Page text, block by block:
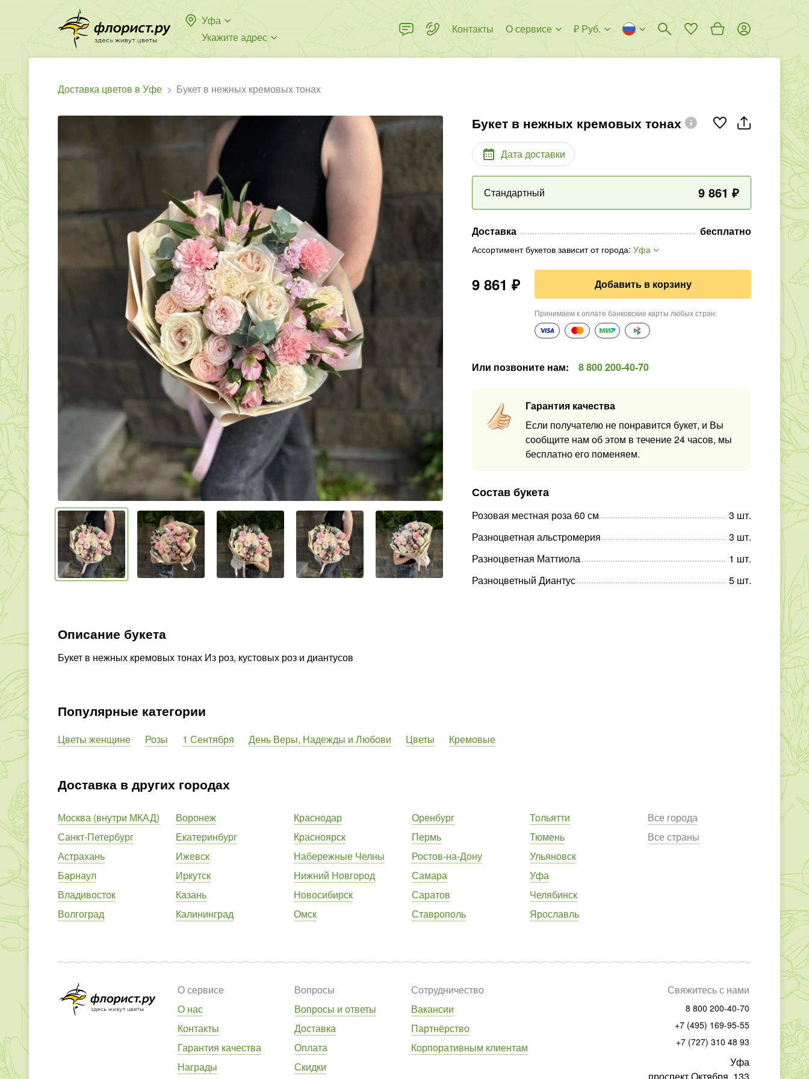
Уфа
Укажите адрес
Контакты О сервисе ₽ Руб.
Доставка цветов в Уфе Букет в нежных кремовых тонах
Букет в нежных кремовых тонах
Дата доставки
Стандартный 9 861 ₽
Доставка бесплатно
Ассортимент букетов зависит от города:Уфа
9 861 ₽ Добавить в корзину
Принимаем к оплате банковские карты любых стран:
Или позвоните нам: 8 800 200-40-70
Гарантия качества
Если получателю не понравится букет, и Вы
сообщите нам об этом в течение 24 часов, мы
бесплатно его поменяем.
Состав букета
Розовая местная роза 60 см 3 шт.
Разноцветная альстромерия
3 шт.
Разноцветная Маттиола
1 шт.
Разноцветный Диантус
5 шт.
Описание букета
Букет в нежных кремовых тонах Из роз, кустовых роз и диантусов
Популярные категории
Цветы женщине Розы 1 Сентября День Веры, Надежды и Любови Цветы Кремовые
Доставка в других городах
Москва (внутри МКАД)
Санкт-Петербург
Астрахань
Барнаул
Владивосток
Волгоград
Воронеж
Екатеринбург
Ижевск
Иркутск
Казань
Калининград
Краснодар
Красноярск
Набережные Челны
Нижний Новгород
Новосибирск
Омск
Оренбург
Пермь
Ростов-на-Дону
Самара
Саратов
Ставрополь
Тольятти
Тюмень
Ульяновск
Уфа
Челябинск
Ярославль
Все города
Все страны
О сервисе
О нас
Контакты
Гарантия качества
Награды
Вопросы
Вопросы и ответы
Доставка
Оплата
Скидки
Сотрудничество
Вакансии
Партнёрство
Корпоративным клиентам
Свяжитесь с нами
8 800 200-40-70
+7 (495) 169-95-55
+7 (727) 310 48 93
Уфа